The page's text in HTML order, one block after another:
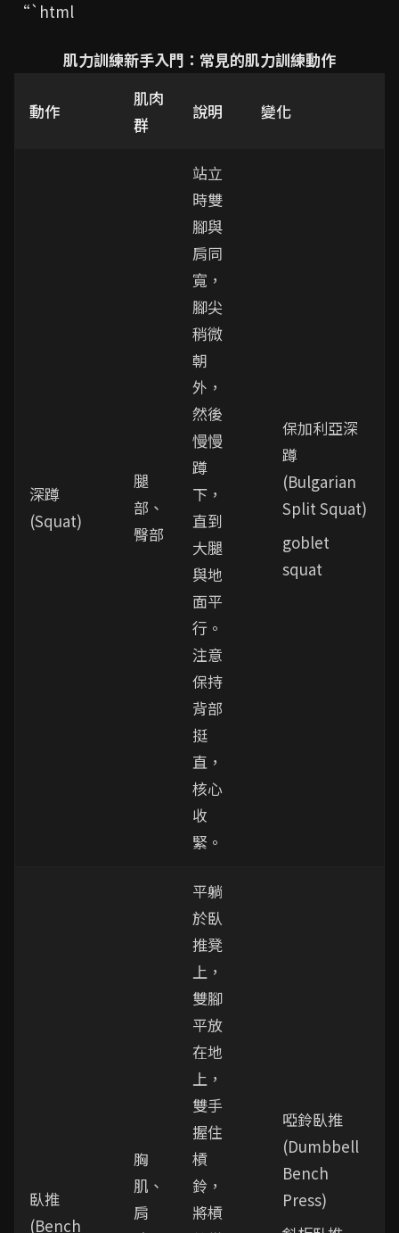
“`html
肌力訓練新手入門：常見的肌力訓練動作
動作
肌肉
群
說明 變化
深蹲
(Squat)
腿
部、
臀部
站立
時雙
腳與
肩同
寬，
腳尖
稍微
朝
外，
然後
慢慢
蹲
下，
直到
大腿
與地
面平
行。
注意
保持
背部
挺
直，
核心
收
緊。
保加利亞深
蹲
(Bulgarian
Split Squat)
goblet
squat
臥推
(Bench
胸
肌、
肩
平躺
於臥
推凳
上，
雙腳
平放
在地
上，
雙手
握住
槓
鈴，
將槓
啞鈴臥推
(Dumbbell
Bench
Press)